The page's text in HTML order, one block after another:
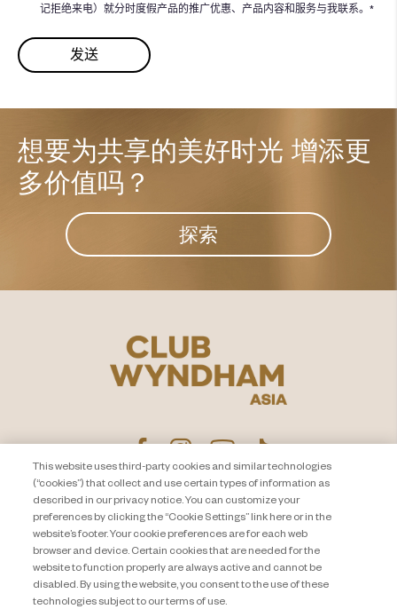
记拒绝来电）就分时度假产品的推广优惠、产品内容和服务与我联系。*
想要为共享的美好时光 增添更
多价值吗？
探索
隐私声明
About Travel + Leisure Co
Cookie Settings
联系我们
网站地图
条款和条件
This website uses third-party cookies and similar technologies
(“cookies”) that collect and use certain types of information as
described in our privacy notice. You can customize your
preferences by clicking the “Cookie Settings” link here or in the
website’s footer. Your cookie preferences are for each web
browser and device. Certain cookies that are needed for the
website to function properly are always active and cannot be
disabled. By using the website, you consent to the use of these
technologies subject to our terms of use.